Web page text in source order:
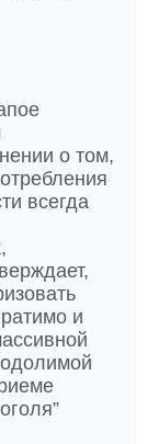
о том,
всегда
и